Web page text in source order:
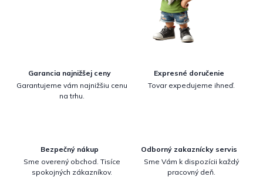
Garancia najnižšej ceny
Garantujeme vám najnižšiu cenu
na trhu.
Expresné doručenie
Tovar expedujeme ihneď.
Bezpečný nákup
Sme overený obchod. Tisíce
spokojných zákazníkov.
Odborný zakaznícky servis
Sme Vám k dispozícii každý
pracovný deň.